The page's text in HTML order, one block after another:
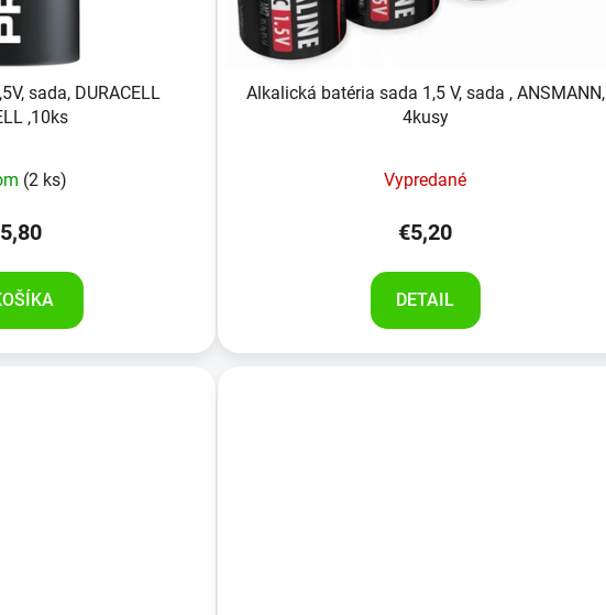
sada, DURACELL
,10ks
(2 ks)
Alkalická batéria sada 1,5 V, sada , ANSMANN,
4kusy
Vypredané
€5,20
DETAIL